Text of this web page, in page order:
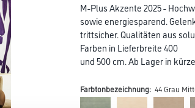
M-Plus Akzente 2025 -
sowie energiesparend.
trittsicher. Qualitäten aus
Farben in Lieferbreite 400
und 500 cm. Ab Lager in
Farbtonbezeichnung: 44 Grau